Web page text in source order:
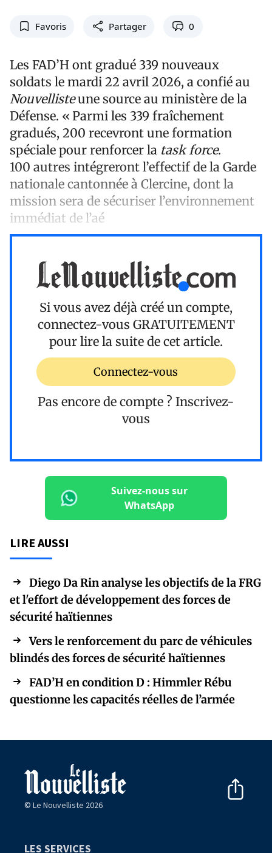
Favoris Partager 0
Les FAD’H ont gradué 339 nouveaux
soldats le mardi 22 avril 2026, a confié au
Nouvellisteune source au ministère de la
Défense. « Parmi les 339 fraîchement
gradués, 200 recevront une formation
spéciale pour renforcer la task force.
100 autres intégreront l’effectif de la Garde
nationale cantonnée à Clercine, dont la
mission sera de sécuriser l’environnement
immédiat de l’aé
Si vous avez déjà créé un compte,
connectez-vous GRATUITEMENT
pour lire la suite de cet article.
Connectez-vous
Pas encore de compte ? Inscrivez-
vous
Suivez-nous sur
WhatsApp
LIRE AUSSI
Diego Da Rin analyse les objectifs de la FRG
et l'effort de développement des forces de
sécurité haïtiennes
Vers le renforcement du parc de véhicules
blindés des forces de sécurité haïtiennes
FAD’H en condition D : Himmler Rébu
questionne les capacités réelles de l’armée
© Le Nouvelliste 2026
LES SERVICES